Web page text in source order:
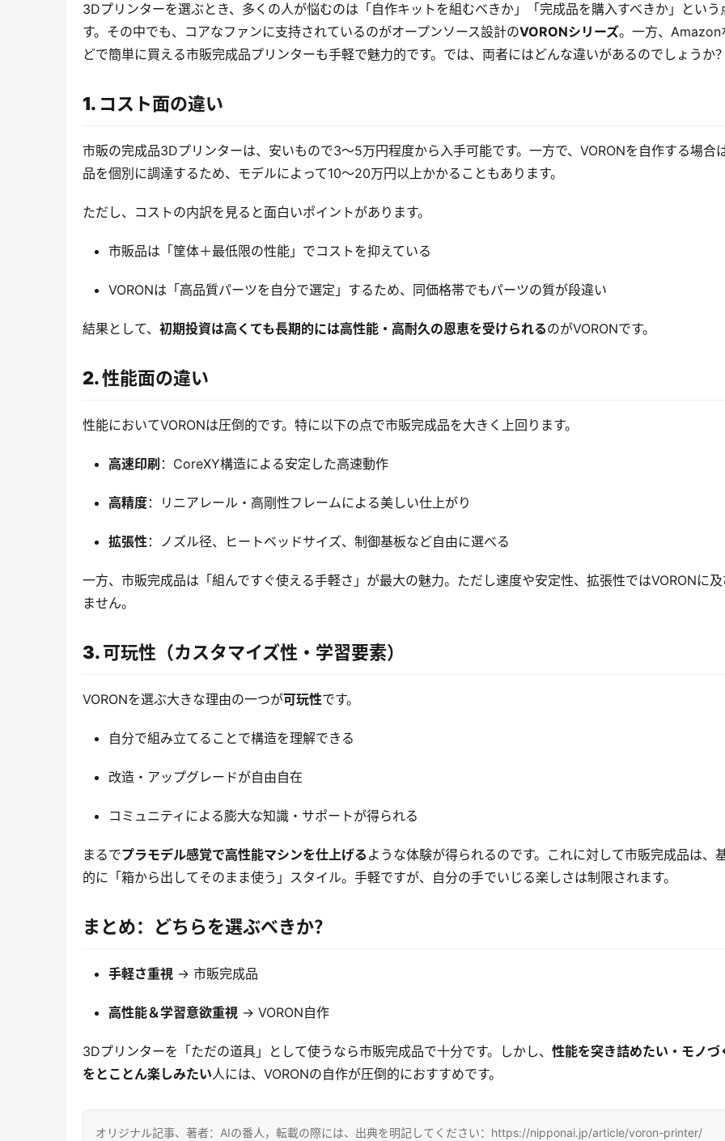
3Dプリンターを選ぶとき、多くの人が悩むのは「自作キットを組むべきか」「完成品を購入すべきか」という
す。その中でも、コアなファンに支持されているのがオープンソース設計のVORONシリーズ。一方、Amazon
どで簡単に買える市販完成品プリンターも手軽で魅力的です。では、両者にはどんな違いがあるのでしょうか
1. コスト面の違い
市販の完成品3Dプリンターは、安いもので3〜5万円程度から入手可能です。一方で、VORONを自作する場合
品を個別に調達するため、モデルによって10〜20万円以上かかることもあります。
ただし、コストの内訳を見ると面白いポイントがあります。
市販品は「筐体＋最低限の性能」でコストを抑えている
VORONは「高品質パーツを自分で選定」するため、同価格帯でもパーツの質が段違い
結果として、 初期投資は高くても長期的には高性能・高耐久の恩恵を受けられるのがVORONです。
2. 性能面の違い
性能においてVORONは圧倒的です。特に以下の点で市販完成品を大きく上回ります。
高速印刷 ：CoreXY構造による安定した高速動作
高精度：リニアレール・高剛性フレームによる美しい仕上がり
拡張性：ノズル径、ヒートベッドサイズ、制御基板など自由に選べる
一方、市販完成品は「組んですぐ使える手軽さ」が最大の魅力。ただし速度や安定性、拡張性ではVORONに
ません。
3. 可玩性（カスタマイズ性・学習要素）
VORONを選ぶ大きな理由の一つが可玩性です。
自分で組み立てることで構造を理解できる
改造・アップグレードが自由自在
コミュニティによる膨大な知識・サポートが得られる
まるでプラモデル感覚で高性能マシンを仕上げる ような体験が得られるのです。これに対して市販完成品は、
的に「箱から出してそのまま使う」スタイル。手軽ですが、自分の手でいじる楽しさは制限されます。
まとめ：どちらを選ぶべきか？
手軽さ重視 → 市販完成品
高性能＆学習意欲重視 → VORON自作
3Dプリンターを「ただの道具」として使うなら市販完成品で十分です。しかし、 性能を突き詰めたい・モノづ
をとことん楽しみたい人には、VORONの自作が圧倒的におすすめです。
オリジナル記事、著者：AIの番人，転載の際には、出典を明記してください：https://nipponai.jp/article/voron-printer/